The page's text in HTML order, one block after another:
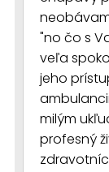
"no čo s
veľa
jeho
milým
profesný